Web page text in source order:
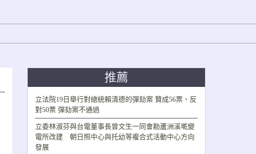
推薦
立法院19日舉行對總統賴清德的彈劾案 贊成56票、反
對50票 彈劾案不通過
立委林淑芬與台電董事長曾文生一同會勘蘆洲溪墘變
電所改建 朝日照中心與托幼等複合式活動中心方向
發展